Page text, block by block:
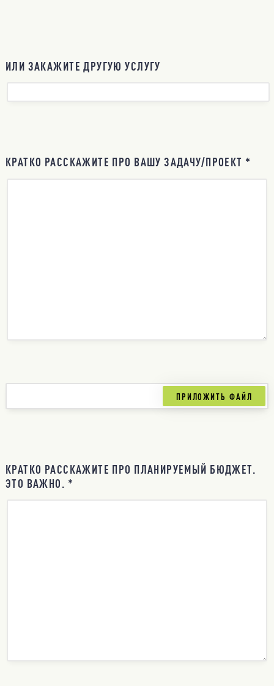
ИЛИ ЗАКАЖИТЕ ДРУГУЮ УСЛУГУ
КРАТКО РАССКАЖИТЕ ПРО ВАШУ ЗАДАЧУ/ПРОЕКТ *
КРАТКО РАССКАЖИТЕ ПРО ПЛАНИРУЕМЫЙ БЮДЖЕТ.
ЭТО ВАЖНО. *